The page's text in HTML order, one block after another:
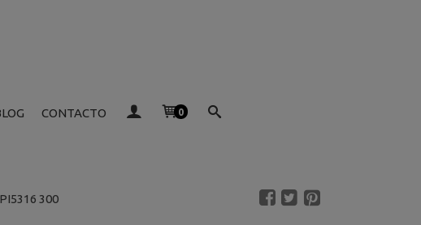
CONTACTO 0
300